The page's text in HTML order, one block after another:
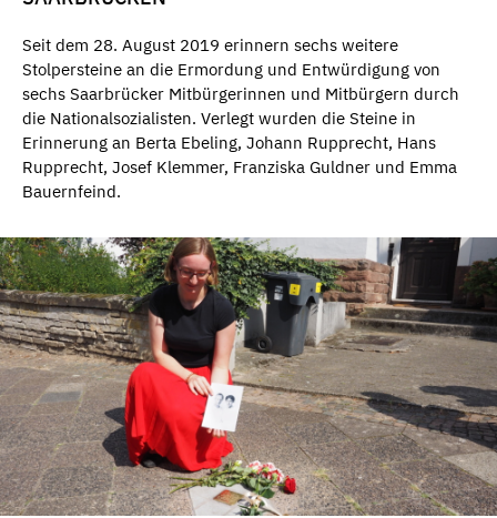
Seit dem 28. August 2019 erinnern sechs weitere
Stolpersteine an die Ermordung und Entwürdigung von
sechs Saarbrücker Mitbürgerinnen und Mitbürgern durch
die Nationalsozialisten. Verlegt wurden die Steine in
Erinnerung an Berta Ebeling, Johann Rupprecht, Hans
Rupprecht, Josef Klemmer, Franziska Guldner und Emma
Bauernfeind.